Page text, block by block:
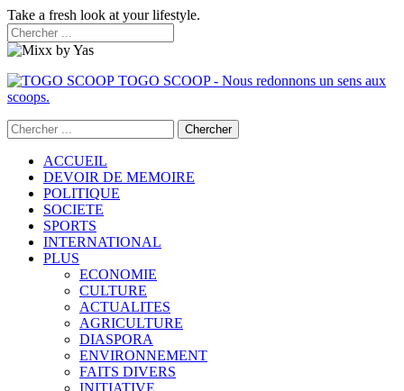
Take a fresh look at your lifestyle.
TOGO SCOOP - Nous redonnons un sens aux
scoops.
ACCUEIL
DEVOIR DE MEMOIRE
POLITIQUE
SOCIETE
SPORTS
INTERNATIONAL
PLUS
ECONOMIE
CULTURE
ACTUALITES
AGRICULTURE
DIASPORA
ENVIRONNEMENT
FAITS DIVERS
INITIATIVE